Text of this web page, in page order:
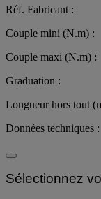
Réf. Fabricant :
Couple mini (N.m) :
Couple maxi (N.m) :
Graduation :
Longueur hors tout
Données techniques :
Sélectionnez